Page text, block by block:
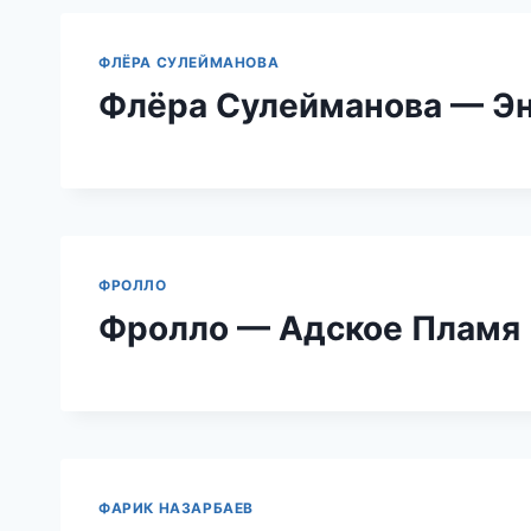
ФЛЁРА СУЛЕЙМАНОВА
Флёра Сулейманова —
ФРОЛЛО
Фролло — Адское Пламя
ФАРИК НАЗАРБАЕВ